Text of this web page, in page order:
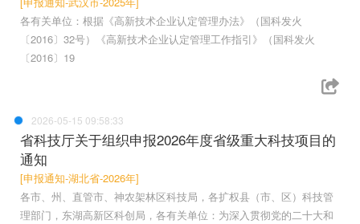
各有关单位：根据《高新技术企业认定管理办法》（国科发火
〔2016〕32号）《高新技术企业认定管理工作指引》（国科发火
〔2016〕19
2026-05-15 09:58:33
省科技厅关于组织申报2026年度省级重大科技项目的
通知
[申报通知-湖北省-2026年]
各市、州、直管市、神农架林区科技局，各扩权县（市、区）科技管
理部门，东湖高新区科创局，各有关单位：为深入贯彻党的二十大和